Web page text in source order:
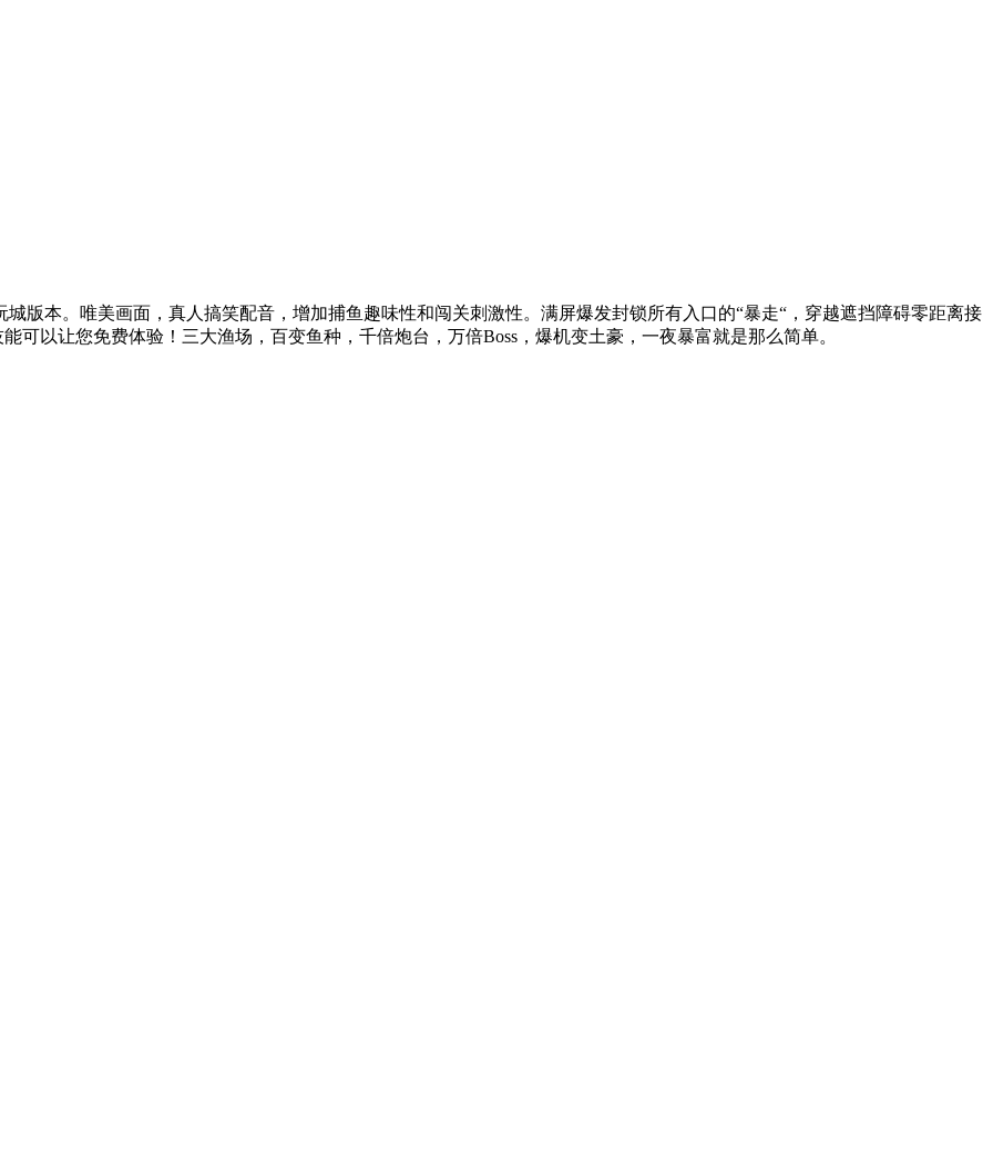
版本。唯美画面，真人搞笑配音，增加捕鱼趣味性和闯关刺激性。满屏爆发封锁所有入口的“暴走“，穿越遮挡障碍零距离接
可以让您免费体验！三大渔场，百变鱼种，千倍炮台，万倍Boss，爆机变土豪，一夜暴富就是那么简单。